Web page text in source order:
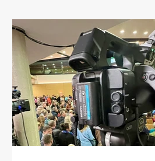
aich nicht verpasst wird.
arbeiten wir jedoch mit
zwei Kameras oder auch
Kameras für
kümmern